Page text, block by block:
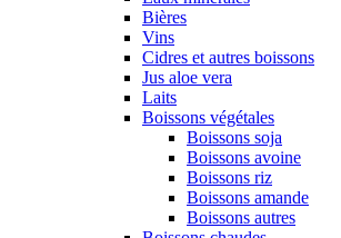
Bières
Vins
Cidres et autres boissons
Jus aloe vera
Laits
Boissons végétales
Boissons soja
Boissons avoine
Boissons riz
Boissons amande
Boissons autres